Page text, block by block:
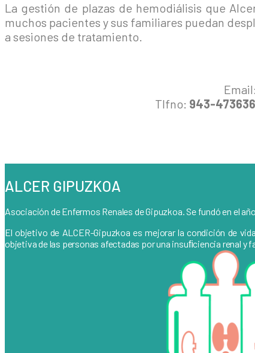
La gestión de plazas de hemodiálisis que
muchos pacientes y sus familiares puedan
a sesiones de tratamiento.
Email:
Tlfno: 943-473636
ALCER GIPUZKOA
Asociación de Enfermos Renales de Gipuzkoa. Se fundó en el
El objetivo de ALCER-Gipuzkoa es mejorar la condición de
objetiva de las personas afectadas por una insuﬁciencia renal